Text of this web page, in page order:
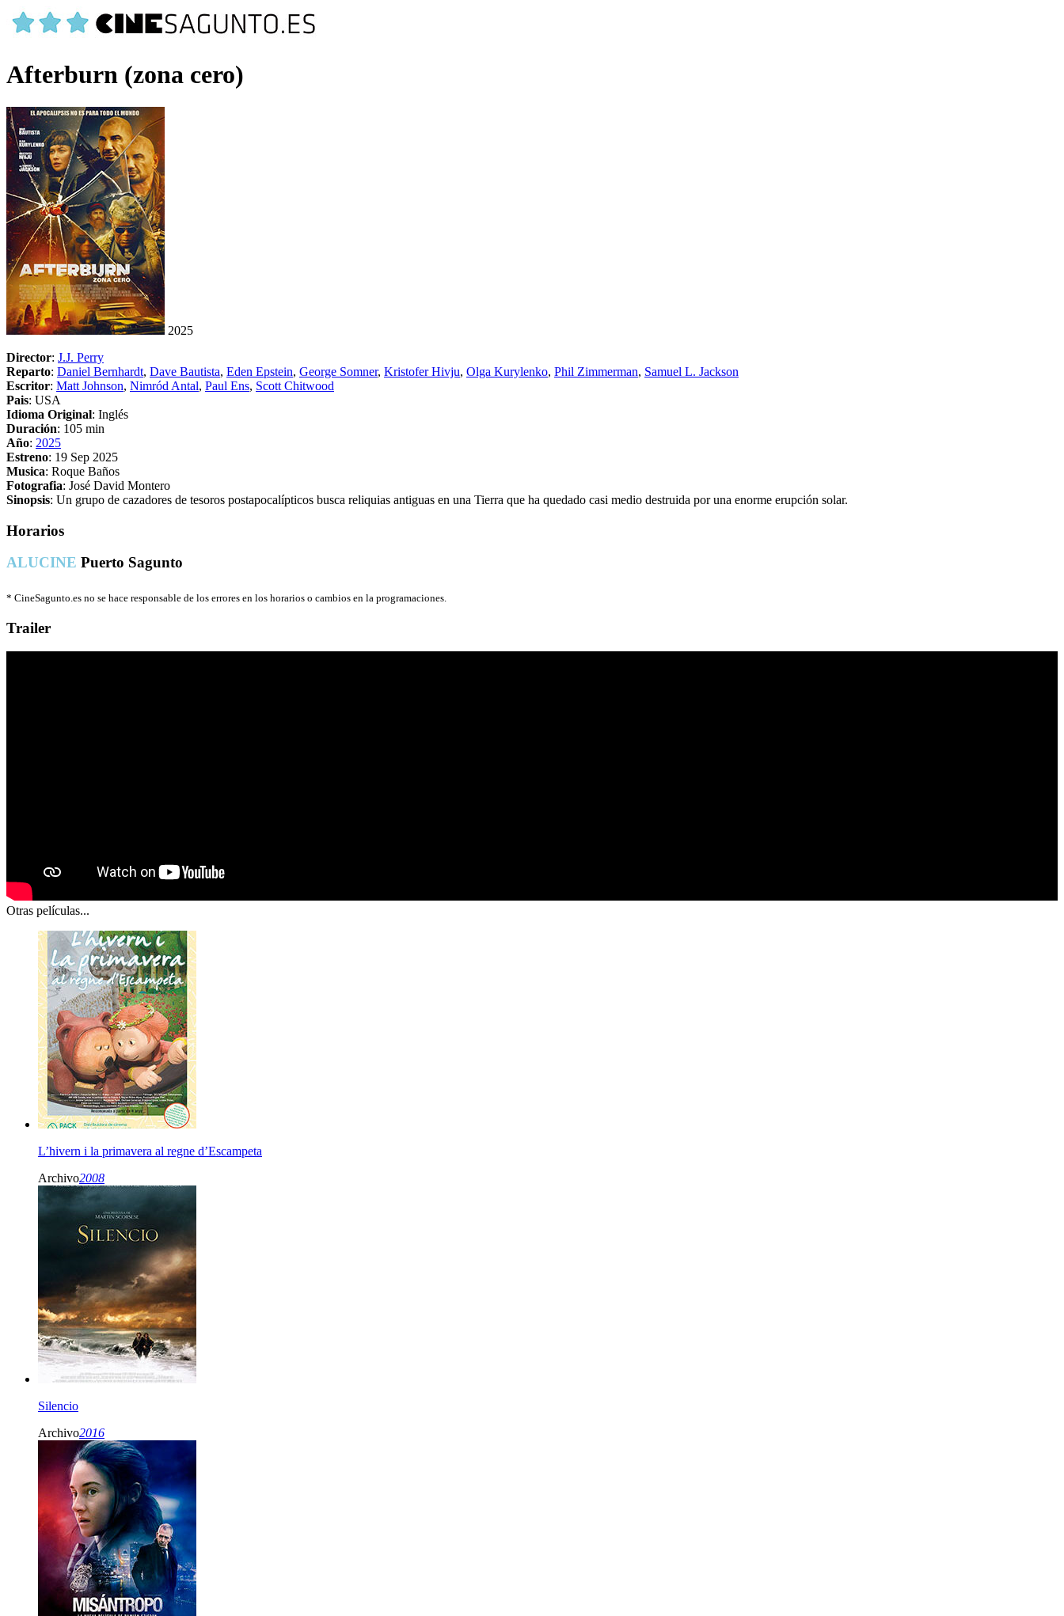
Afterburn (zona cero)
2025
Director: J.J. Perry
Reparto: Daniel Bernhardt, Dave Bautista, Eden Epstein, George Somner, Kristofer Hivju, Olga Kurylenko, Phil Zimmerman, Samuel L. Jackson
Escritor: Matt Johnson, Nimród Antal, Paul Ens, Scott Chitwood
Pais: USA
Idioma Original: Inglés
Duración: 105 min
Año: 2025
Estreno: 19 Sep 2025
Musica: Roque Baños
Fotografia: José David Montero
Sinopsis: Un grupo de cazadores de tesoros postapocalípticos busca reliquias antiguas en una Tierra que ha quedado casi medio destruida por una enorme erupción solar.
Horarios
ALUCINE Puerto Sagunto
* CineSagunto.es no se hace responsable de los errores en los horarios o cambios en la programaciones.
Trailer
Otras películas...
L’hivern i la primavera al regne d’Escampeta
Archivo2008
Silencio
Archivo2016